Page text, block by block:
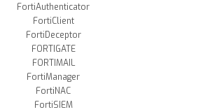
FortiAuthenticator
FortiClient
FortiDeceptor
FORTIGATE
FORTIMAIL
FortiManager
FortiNAC
FortiSIEM